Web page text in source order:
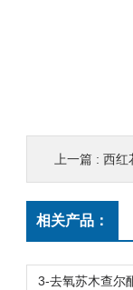
上一篇 : 西红
相关产品：